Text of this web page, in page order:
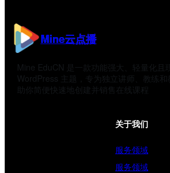
Mine云点播
Mine EduCN 是一款功能强大、轻量化且
WordPress 主题，专为独立讲师、教练和
助你简便快速地创建并销售在线课程
关于我们
服务领域
服务领域